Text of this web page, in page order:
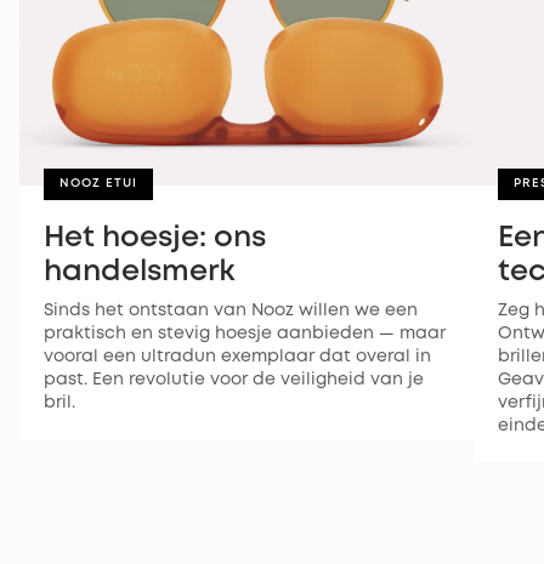
NOOZ ETUI
Het hoesje: ons
handelsmerk
Sinds het ontstaan van Nooz willen we een
praktisch en stevig hoesje aanbieden — maar
vooral een ultradun exemplaar dat overal in
past. Een revolutie voor de veiligheid van je
bril.
Zeg